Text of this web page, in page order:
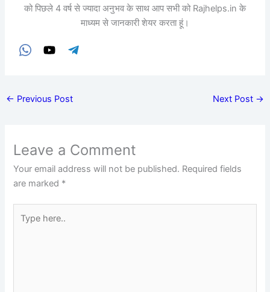
को पिछले 4 वर्ष से ज्यादा अनुभव के साथ आप सभी को Rajhelps.in के
माध्यम से जानकारी शेयर करता हूं।
← Previous Post Next Post →
Leave a Comment
Your email address will not be published. Required fields
are marked *
here..